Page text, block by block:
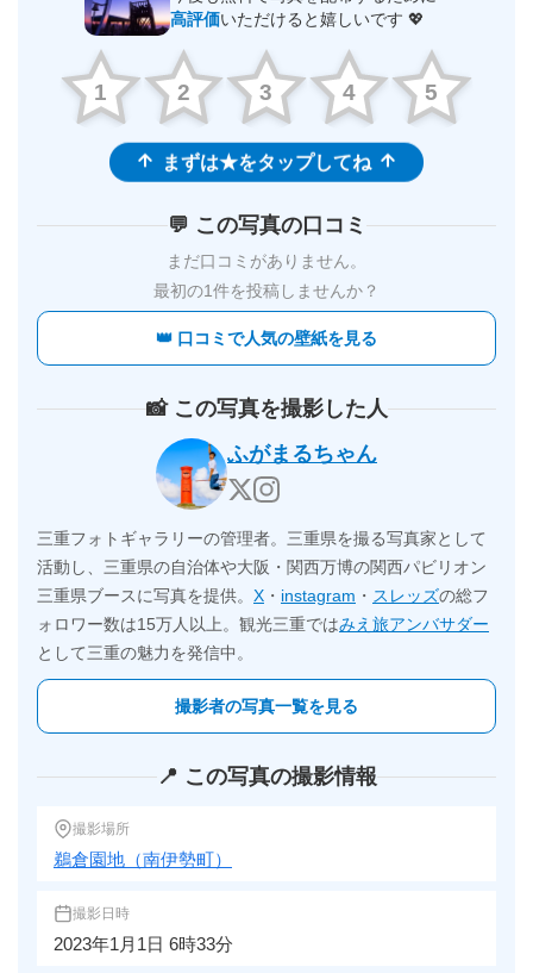
高評価いただけると嬉しいです 💖
1 2 3 4 5
まずは★をタップしてね
💬 この写真の口コミ
まだ口コミがありません。
最初の1件を投稿しませんか？
👑 口コミで人気の壁紙を見る
📸 この写真を撮影した人
ふがまるちゃん
三重フォトギャラリーの管理者。三重県を撮る写真家として
活動し、三重県の自治体や大阪・関西万博の関西パビリオン
三重県ブースに写真を提供。 X ・ instagram ・ スレッズの総フ
ォロワー数は15万人以上。観光三重ではみえ旅アンバサダー
として三重の魅力を発信中。
撮影者の写真一覧を見る
📍 この写真の撮影情報
撮影場所
鵜倉園地（南伊勢町）
撮影日時
2023年1月1日 6時33分